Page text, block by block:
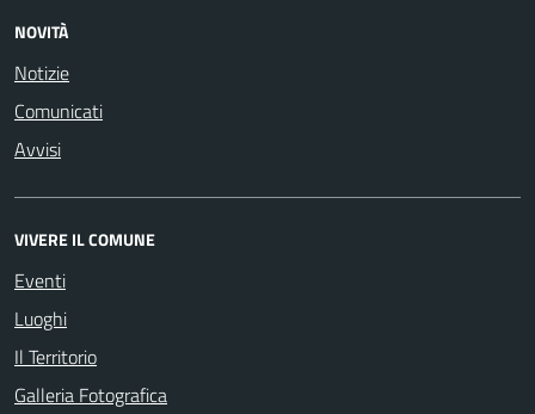
NOVITÀ
Notizie
Comunicati
Avvisi
VIVERE IL COMUNE
Eventi
Luoghi
Il Territorio
Galleria Fotografica